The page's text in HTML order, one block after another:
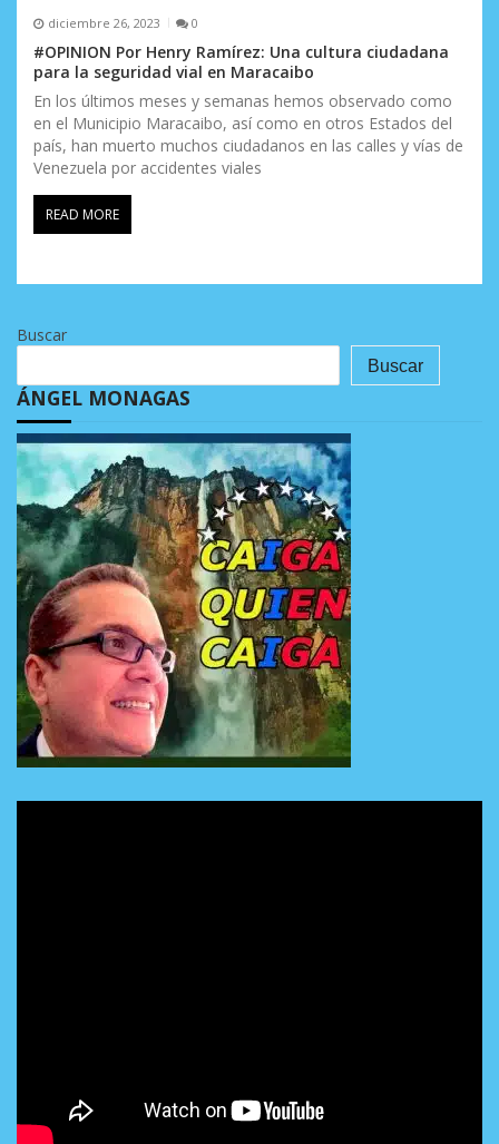
diciembre 26, 2023 0
#OPINION Por Henry Ramírez: Una cultura ciudadana
para la seguridad vial en Maracaibo
En los últimos meses y semanas hemos observado como
en el Municipio Maracaibo, así como en otros Estados del
país, han muerto muchos ciudadanos en las calles y vías de
Venezuela por accidentes viales
READ MORE
Buscar
Buscar
ÁNGEL MONAGAS